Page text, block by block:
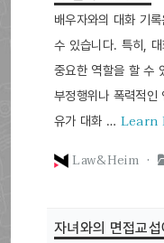
배우자와의 대화 기
수 있습니다. 특히,
중요한 역할을 할 수
부정행위나 폭력적
유가 대화 … Learn
Law&Heim ·
자녀와의 면접교